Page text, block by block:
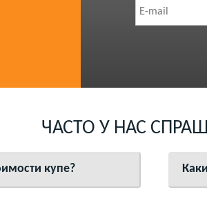
ЧАСТО У НАС
купе?